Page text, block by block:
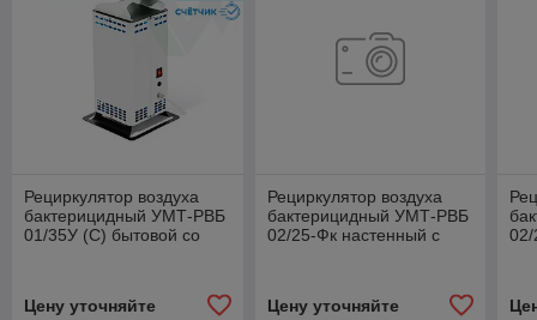
Рециркулятор воздуха
бактерицидный УМТ-РВБ
01/35У (C) бытовой со
Цену уточняйте
Рециркулятор воздуха
бактерицидный УМТ-РВБ
02/25-Фк настенный с
Цену уточняйте